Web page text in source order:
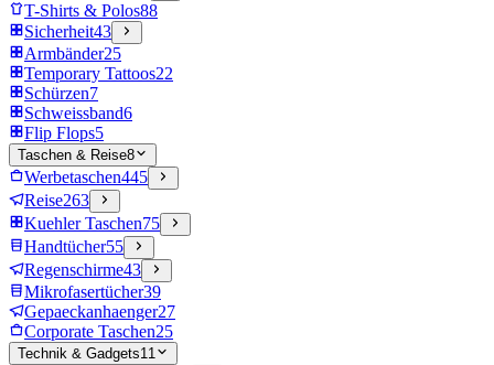
T-Shirts & Polos88
Sicherheit43
Armbänder25
Temporary Tattoos22
Schürzen7
Schweissband6
Flip Flops5
Taschen & Reise8
Werbetaschen445
Reise263
Kuehler Taschen75
Handtücher55
Regenschirme43
Mikrofasertücher39
Gepaeckanhaenger27
Corporate Taschen25
Technik & Gadgets11